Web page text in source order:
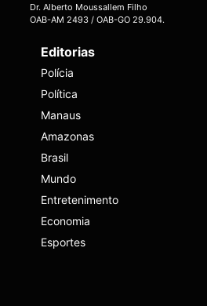
Dr. Alberto Moussallem Filho
OAB-AM 2493 / OAB-GO 29.904.
Editorias
Polícia
Política
Manaus
Amazonas
Brasil
Mundo
Entretenimento
Economia
Esportes